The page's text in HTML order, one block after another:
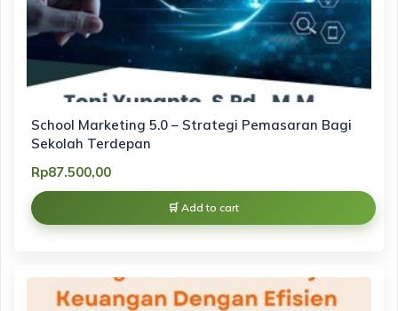
School Marketing 5.0 – Strategi Pemasaran Bagi
Sekolah Terdepan
Rp87.500,00
Add to cart